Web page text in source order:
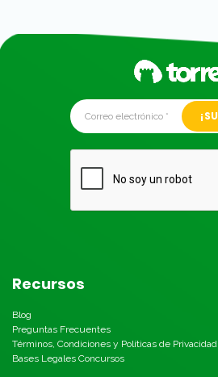
Alternative:
Recursos
Blog
Preguntas Frecuentes
Términos, Condiciones y Políticas de Privacidad
Bases Legales Concursos